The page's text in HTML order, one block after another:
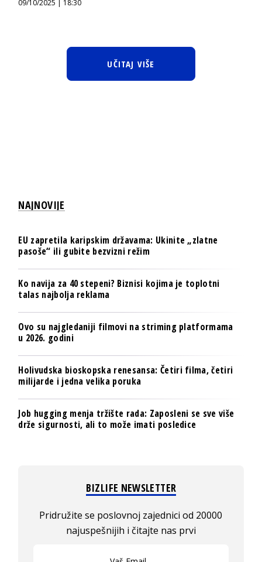
09/10/2025 | 18:30
UČITAJ VIŠE
NAJNOVIJE
EU zapretila karipskim državama: Ukinite „zlatne
pasoše“ ili gubite bezvizni režim
Ko navija za 40 stepeni? Biznisi kojima je toplotni
talas najbolja reklama
Ovo su najgledaniji filmovi na striming platformama
u 2026. godini
Holivudska bioskopska renesansa: Četiri filma, četiri
milijarde i jedna velika poruka
Job hugging menja tržište rada: Zaposleni se sve više
drže sigurnosti, ali to može imati posledice
BIZLIFE NEWSLETTER
Pridružite se poslovnoj zajednici od 20000
najuspešnijih i čitajte nas prvi